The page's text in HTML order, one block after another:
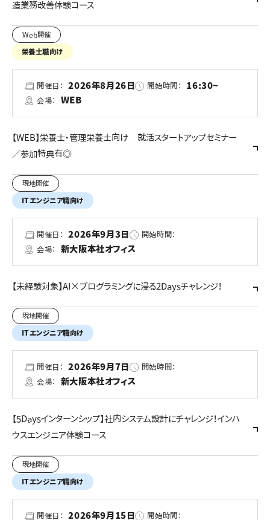
造業務改善体験コース
Web開催
栄養士職向け
開催日： 2026年8月26日 開始時間： 16:30~
会場： WEB
【WEB】栄養士・管理栄養士向け 就活スタートアップセミナー
／参加特典有◎
現地開催
ITエンジニア職向け
開催日： 2026年9月3日
開始時間：
会場：
新大阪本社オフィス
【未経験対象】AI×プログラミングに浸る2Daysチャレンジ！
現地開催
ITエンジニア職向け
開催日： 2026年9月7日
開始時間：
会場：
新大阪本社オフィス
【5Daysインターンシップ】社内システム設計にチャレンジ！インハ
ウスエンジニア体験コース
現地開催
ITエンジニア職向け
開催日： 2026年9月15日 開始時間：